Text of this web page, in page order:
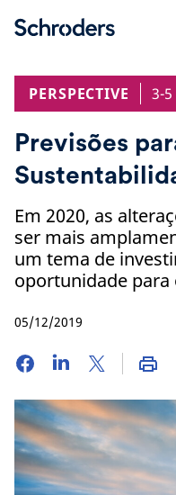
PERSPECTIVE
3-
Previsões
Em 2020, as
ser mais
um tema de
oportunidade para
05/12/2019